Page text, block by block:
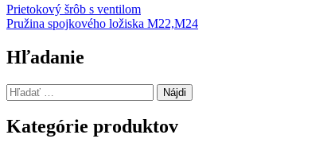
Navigácia
v
článku
Prietokový šrôb s ventilom
Pružina spojkového ložiska M22,M24
Hľadanie
Hľadať:
Kategórie produktov